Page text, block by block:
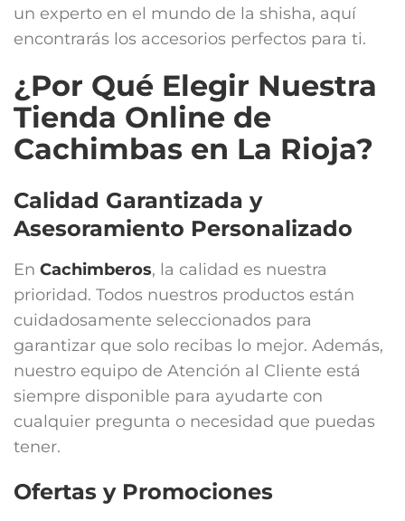
un experto en el mundo de la shisha, aquí
encontrarás los accesorios perfectos para ti.
¿Por Qué Elegir Nuestra
Tienda Online de
Cachimbas en La Rioja?
Calidad Garantizada y
Asesoramiento Personalizado
En Cachimberos, la calidad es nuestra
prioridad. Todos nuestros productos están
cuidadosamente seleccionados para
garantizar que solo recibas lo mejor. Además,
nuestro equipo de Atención al Cliente está
siempre disponible para ayudarte con
cualquier pregunta o necesidad que puedas
tener.
Ofertas y Promociones